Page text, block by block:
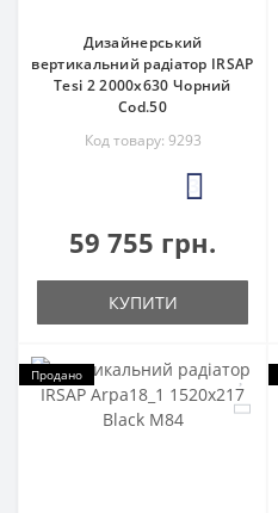
Дизайнерський
вертикальний радіатор IRSAP
Tesi 2 2000x630 Чорний
Cod.50
Код товару: 9293
3
59 755 грн.
КУПИТИ
Продано